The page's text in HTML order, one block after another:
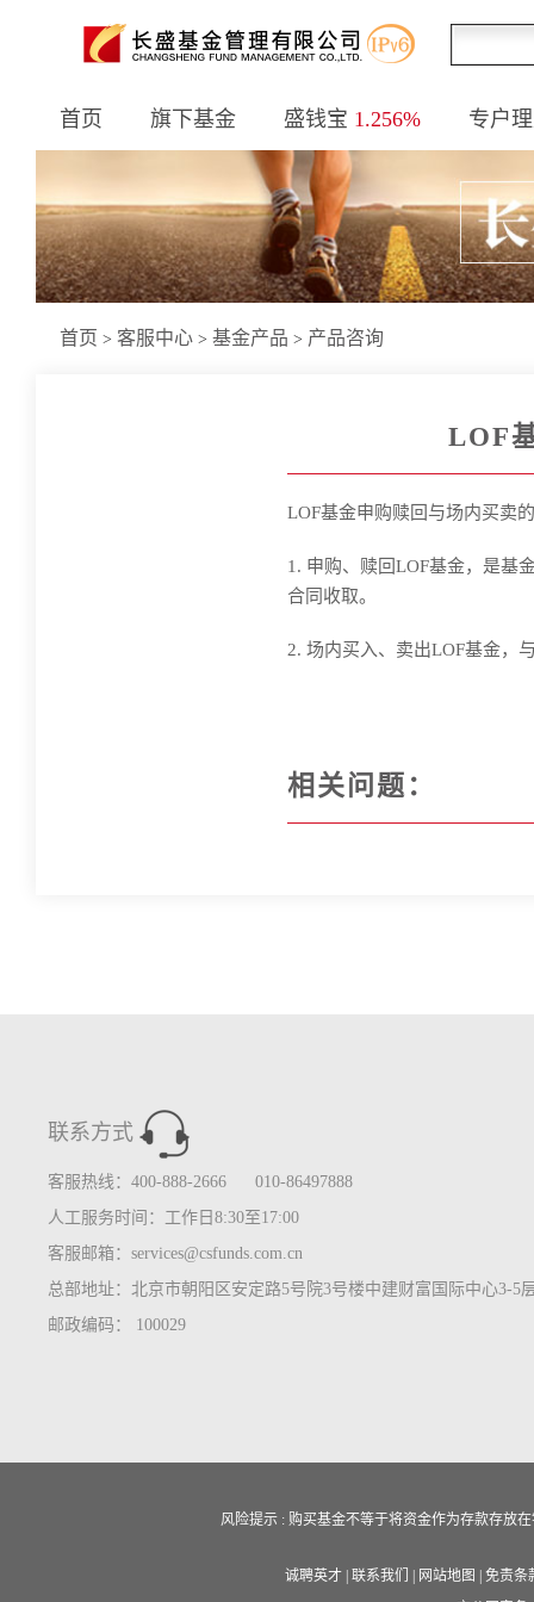
首页 旗下基金 盛钱宝 1.256% 专户
首页 > 客服中心 > 基金产品 > 产品咨询
LOF
LOF基金申购赎回与场内买卖
1. 申购、赎回LOF基金，是基
合同收取。
2. 场内买入、卖出LOF基金，
相关问题：
联系方式
客服热线：400-888-2666 010-86497888
人工服务时间：工作日8:30至17:00
客服邮箱：services@csfunds.com.cn
总部地址：北京市朝阳区安定路5号院3号楼中建财富国际中心3-5
邮政编码： 100029
风险提示 : 购买基金不等于将资金作为存款存放
诚聘英才 联系我们 网站地图
免责条